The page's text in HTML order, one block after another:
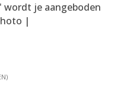
wordt je aangeboden
|